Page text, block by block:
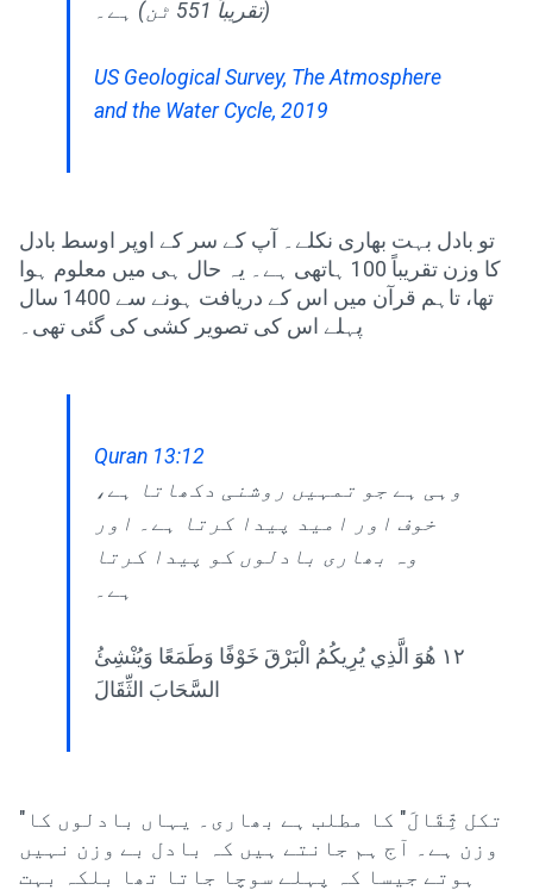
(تقریباً 551 ٹن) ہے۔
US Geological Survey, The Atmosphere
and the Water Cycle, 2019
تو بادل بہت بھاری نکلے۔ آپ کے سر کے اوپر اوسط بادل
کا وزن تقریباً 100 ہاتھی ہے۔ یہ حال ہی میں معلوم ہوا
تھا، تاہم قرآن میں اس کے دریافت ہونے سے 1400 سال
پہلے اس کی تصویر کشی کی گئی تھی۔
Quran 13:12
وہی ہے جو تمہیں روشنی دکھاتا ہے،
خوف اور امید پیدا کرتا ہے۔ اور
وہ بھاری بادلوں کو پیدا کرتا
١٢ هُوَ الَّذِي يُرِيكُمُ الْبَرْقَ خَوْفًا وَطَمَعًا وَيُنْشِئُ
السَّحَابَ الثِّقَالَ
"تکل ثِّقَالَ" کا مطلب ہے بھاری۔ یہاں بادلوں کا
وزن ہے۔ آج ہم جانتے ہیں کہ بادل بے وزن نہیں
ہوتے جیسا کہ پہلے سوچا جاتا تھا بلکہ بہت